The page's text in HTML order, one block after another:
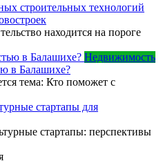
строительных технологий
находится на пороге
Недвижимость
в Балашихе?
тема: Кто поможет с
стартапы для
стартапы: перспективы